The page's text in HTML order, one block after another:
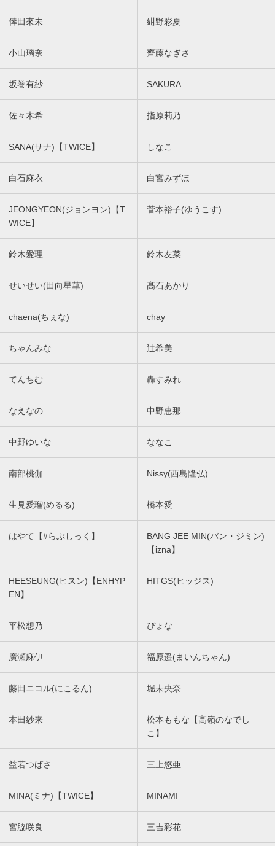
倖田來未 紺野彩夏
小山璃奈 齊藤なぎさ
坂巻有紗 SAKURA
佐々木希 指原莉乃
SANA(サナ)【TWICE】 しなこ
白石麻衣 白宮みずほ
JEONGYEON(ジョンヨン)【T
WICE】
菅本裕子(ゆうこす)
鈴木愛理 鈴木友菜
せいせい(田向星華) 髙石あかり
chaena(ちぇな) chay
ちゃんみな 辻希美
てんちむ 轟すみれ
なえなの 中野恵那
中野ゆいな ななこ
南部桃伽 Nissy(西島隆弘)
生見愛瑠(めるる) 橋本愛
はやて【#らぶしっく】
BANG JEE MIN(バン・ジミン)
【izna】
HEESEUNG(ヒスン)【ENHYP
EN】
HITGS(ヒッジス)
平松想乃 ぴょな
廣瀬麻伊 福原遥(まいんちゃん)
藤田ニコル(にこるん) 堀未央奈
本田紗来
松本ももな【高嶺のなでし
こ】
益若つばさ 三上悠亜
MINA(ミナ)【TWICE】 MINAMI
宮脇咲良 三吉彩花